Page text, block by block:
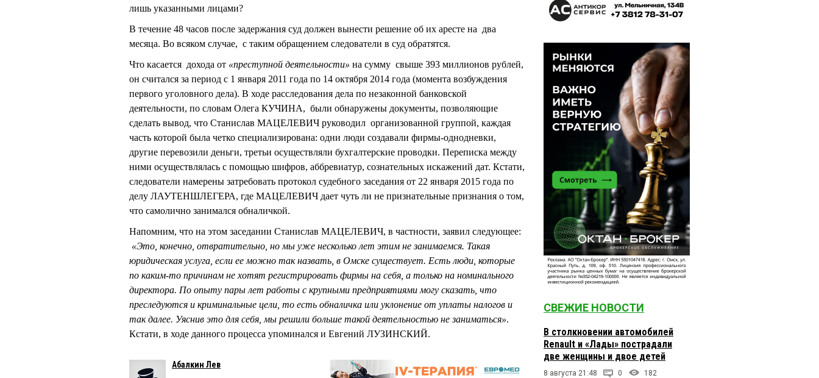
лишь указанными лицами?
В течение 48 часов после задержания суд должен вынести решение об их аресте на два
месяца. Во всяком случае, с таким обращением следователи в суд обратятся.
Что касается дохода от «преступной деятельности» на сумму свыше 393 миллионов рублей,
он считался за период с 1 января 2011 года по 14 октября 2014 года (момента возбуждения
первого уголовного дела). В ходе расследования дела по незаконной банковской
деятельности, по словам Олега КУЧИНА, были обнаружены документы, позволяющие
сделать вывод, что Станислав МАЦЕЛЕВИЧ руководил организованной группой, каждая
часть которой была четко специализирована: одни люди создавали фирмы-однодневки,
другие перевозили деньги, третьи осуществляли бухгалтерские проводки. Переписка между
ними осуществлялась с помощью шифров, аббревиатур, сознательных искажений дат. Кстати,
следователи намерены затребовать протокол судебного заседания от 22 января 2015 года по
делу ЛАУТЕНШЛЕГЕРА, где МАЦЕЛЕВИЧ дает чуть ли не признательные признания о том,
что самолично занимался обналичкой.
Напомним, что на этом заседании Станислав МАЦЕЛЕВИЧ, в частности, заявил следующее:
«Это, конечно, отвратительно, но мы уже несколько лет этим не занимаемся. Такая
юридическая услуга, если ее можно так назвать, в Омске существует. Есть люди, которые
по каким-то причинам не хотят регистрировать фирмы на себя, а только на номинального
директора. По опыту пары лет работы с крупными предприятиями могу сказать, что
преследуются и криминальные цели, то есть обналичка или уклонение от уплаты налогов и
так далее. Уяснив это для себя, мы решили больше такой деятельностью не заниматься».
Кстати, в ходе данного процесса упоминался и Евгений ЛУЗИНСКИЙ.
Абалкин Лев
СВЕЖИЕ НОВОСТИ
В столкновении автомобилей
Renault и «Лады» пострадали
две женщины и двое детей
8 августа 21:48 0 182